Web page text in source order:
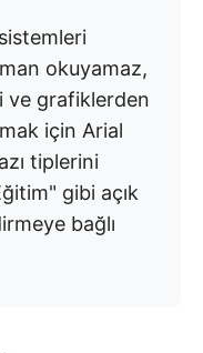
okuyamaz,
ve grafiklerden
için Arial
tiplerini
gibi açık
bağlı